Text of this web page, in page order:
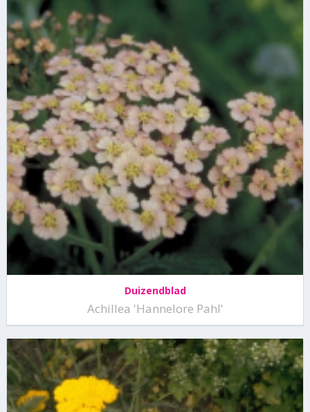
Duizendblad
Achillea 'Hannelore Pahl'